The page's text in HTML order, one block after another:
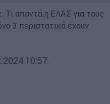
Τι απαντά η ΕΛΑΣ για τους
3 περιστατικά έχουν
10:57